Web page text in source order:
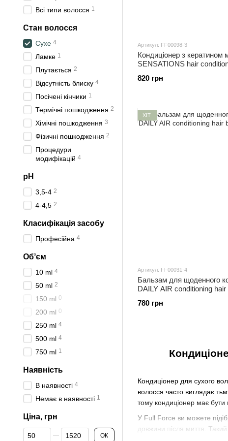
Кондиціонер для сухого
волосся часто виглядає
тому кондиціонер має
У Full Force ви можете
довжини після миття.
Артикул: FF00098-3
Кондиціонер з кератином
SENSATIONS hair
820 грн
ХІТ
Артикул: FF00031-4
Бальзам для щоденного
DAILY AIR conditioning
780 грн
Всі типи волосся 1
Стан волосся
Сухе 4
Ламке 1
Плутається 2
Відсутність блиску 4
Посічені кінчики 1
Термічні пошкодження 2
Хімічні пошкодження 3
Фізичні пошкодження 2
Процедури
модифікацій 4
pH
3,5-4 2
4-4,5 2
Класифікація засобу
Професійна 4
Обʼєм
10 ml 4
50 ml 2
150 ml 0
200 ml 0
250 ml 4
500 ml 4
750 ml 1
Наявність
В наявності 4
Немає в наявності 1
Ціна, грн
Від Ціна, грн
До Ціна, грн ОК